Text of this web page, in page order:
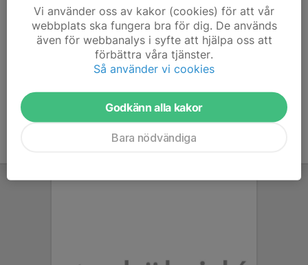
Junior:
Vi använder oss av kakor (cookies) för att vår
webbplats ska fungera bra för dig. De används
även för webbanalys i syfte att hjälpa oss att
förbättra våra tjänster.
Så använder vi cookies
Godkänn alla kakor
Bara nödvändiga